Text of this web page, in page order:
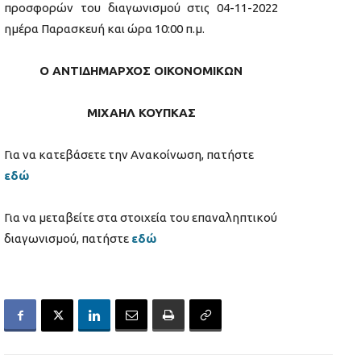
προσφορών του διαγωνισμού στις 04-11-2022
ημέρα Παρασκευή και ώρα 10:00 π.μ.
Ο ΑΝΤΙΔΗΜΑΡΧΟΣ ΟΙΚΟΝΟΜΙΚΩΝ
ΜΙΧΑΗΛ ΚΟΥΠΚΑΣ
Για να κατεβάσετε την Ανακοίνωση, πατήστε
εδώ
Για να μεταβείτε στα στοιχεία του επαναληπτικού
διαγωνισμού, πατήστε εδώ